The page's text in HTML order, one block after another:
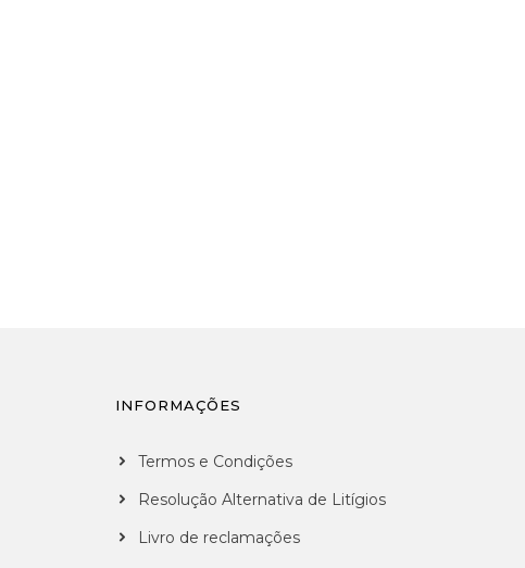
INFORMAÇÕES
Termos e Condições
Resolução Alternativa de Litígios
Livro de reclamações